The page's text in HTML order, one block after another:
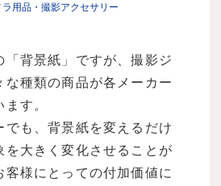
ラ用品・撮影アクセサリー
「背景紙」ですが、撮影ジ
な種類の商品が各メーカー
す。
でも、背景紙を変えるだけ
を大きく変化させることが
客様にとっての付加価値に